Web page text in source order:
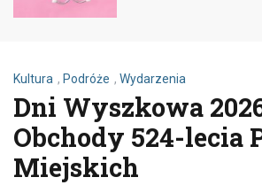
Kultura , Podróże , Wydarzenia
Dni Wyszkowa
Obchody 524-lecia
Miejskich